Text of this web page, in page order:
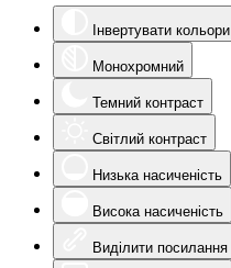
Інвертувати кольори
Монохромний
Темний контраст
Світлий контраст
Низька насиченість
Висока насиченість
Виділити посилання